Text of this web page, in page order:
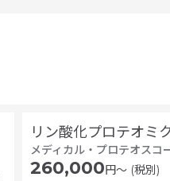
リン酸化プロテオミ
メディカル・プロテオスコ
260,000円〜 (税別)